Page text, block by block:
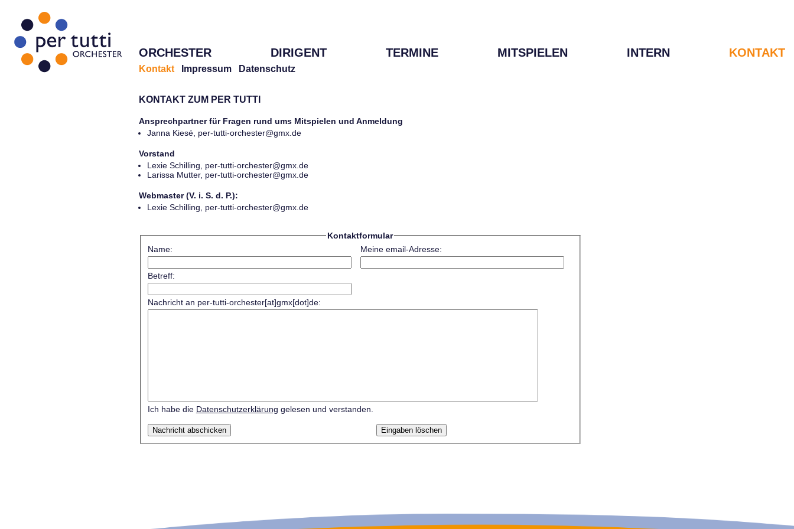
ORCHESTER DIRIGENT TERMINE MITSPIELEN INTERN KONTAKT
Kontakt Impressum Datenschutz
KONTAKT ZUM PER TUTTI
Ansprechpartner für Fragen rund ums Mitspielen und Anmeldung
Janna Kiesé, per-tutti-orchester@gmx.de
Vorstand
Lexie Schilling, per-tutti-orchester@gmx.de
Larissa Mutter, per-tutti-orchester@gmx.de
Webmaster (V. i. S. d. P.):
Lexie Schilling, per-tutti-orchester@gmx.de
Kontaktformular
Name:
Meine email-Adresse:
Betreff:
Nachricht an per-tutti-orchester[at]gmx[dot]de:
Ich habe die Datenschutzerklärung gelesen und verstanden.